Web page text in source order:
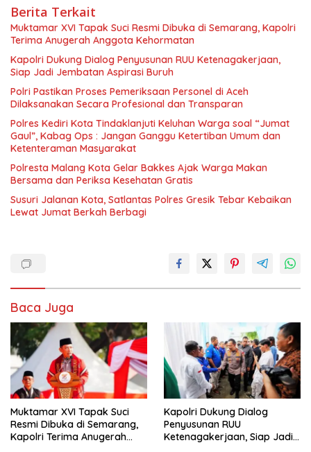
Berita Terkait
Muktamar XVI Tapak Suci Resmi Dibuka di Semarang, Kapolri
Terima Anugerah Anggota Kehormatan
Kapolri Dukung Dialog Penyusunan RUU Ketenagakerjaan,
Siap Jadi Jembatan Aspirasi Buruh
Polri Pastikan Proses Pemeriksaan Personel di Aceh
Dilaksanakan Secara Profesional dan Transparan
Polres Kediri Kota Tindaklanjuti Keluhan Warga soal “Jumat
Gaul”, Kabag Ops : Jangan Ganggu Ketertiban Umum dan
Ketenteraman Masyarakat
Polresta Malang Kota Gelar Bakkes Ajak Warga Makan
Bersama dan Periksa Kesehatan Gratis
Susuri Jalanan Kota, Satlantas Polres Gresik Tebar Kebaikan
Lewat Jumat Berkah Berbagi
Baca Juga
Muktamar XVI Tapak Suci
Resmi Dibuka di Semarang,
Kapolri Terima Anugerah
Kapolri Dukung Dialog
Penyusunan RUU
Ketenagakerjaan, Siap Jadi